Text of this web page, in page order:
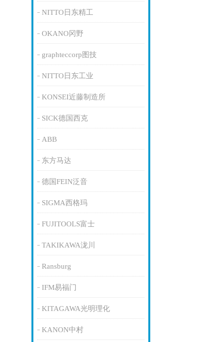
NITTO日东精工
OKANO冈野
graphteccorp图技
NITTO日东工业
KONSEI近藤制造所
SICK德国西克
ABB
东方马达
德国FEIN泛音
SIGMA西格玛
FUJITOOLS富士
TAKIKAWA泷川
Ransburg
IFM易福门
KITAGAWA光明理化
KANON中村